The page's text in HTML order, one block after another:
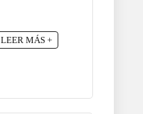
LEER MÁS +